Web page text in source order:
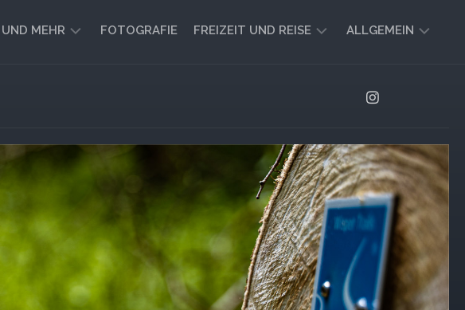
UND MEHR FOTOGRAFIE FREIZEIT UND REISE
REISEBERICHTE
IMPRESSIONEN
FREIZEIT-
ALLGEMEIN